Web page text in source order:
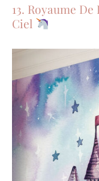
13. Royaume
Ciel